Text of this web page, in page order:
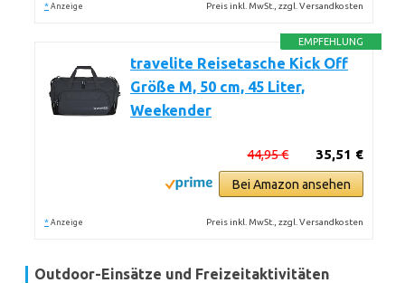
* Anzeige Preis inkl. MwSt., zzgl. Versandkosten
EMPFEHLUNG
travelite Reisetasche Kick Off
Größe M, 50 cm, 45 Liter,
Weekender
35,51 €
44,95 €
Bei Amazon ansehen
* Anzeige Preis inkl. MwSt., zzgl. Versandkosten
Outdoor-Einsätze und Freizeitaktivitäten